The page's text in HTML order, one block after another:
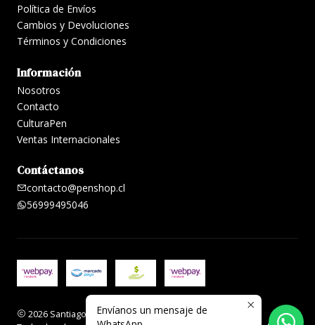
Política de Envíos
Cambios y Devoluciones
Términos y Condiciones
Información
Nosotros
Contacto
CulturaPen
Ventas Internacionales
Contáctanos
contacto@penshop.cl
56999495046
2026 Santiago Penshop plumas, lapiceras y accesorios.
Envíanos un mensaje de